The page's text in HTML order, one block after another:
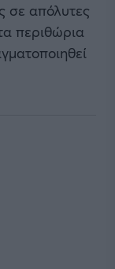
σε απόλυτες
περιθώρια